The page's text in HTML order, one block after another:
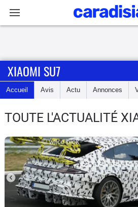
Accueil
Actu
Essais
Guide
d'achat
Electriques
XIAOMI SU7
Accueil Avis Actu Annonces
TOUTE L'ACTUALITÉ